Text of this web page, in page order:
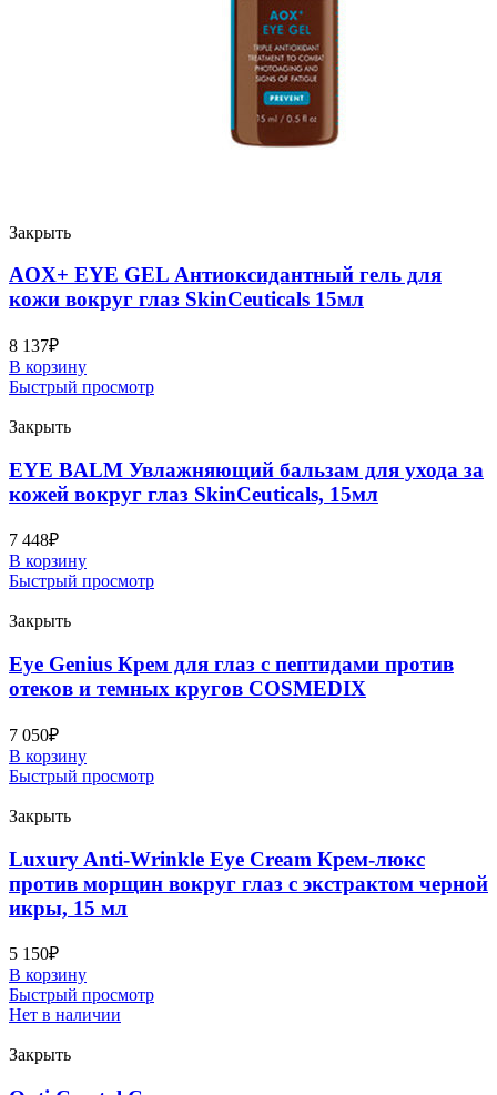
Закрыть
AOX+ EYE GEL Антиоксидантный гель для
кожи вокруг глаз SkinCeuticals 15мл
8 137₽
В корзину
Быстрый просмотр
Закрыть
EYE BALM Увлажняющий бальзам для ухода за
кожей вокруг глаз SkinCeuticals, 15мл
7 448₽
В корзину
Быстрый просмотр
Закрыть
Eye Genius Крем для глаз с пептидами против
отеков и темных кругов COSMEDIX
7 050₽
В корзину
Быстрый просмотр
Закрыть
Luxury Anti-Wrinkle Eye Cream Крем-люкс
против морщин вокруг глаз с экстрактом черной
икры, 15 мл
5 150₽
В корзину
Быстрый просмотр
Нет в наличии
Закрыть